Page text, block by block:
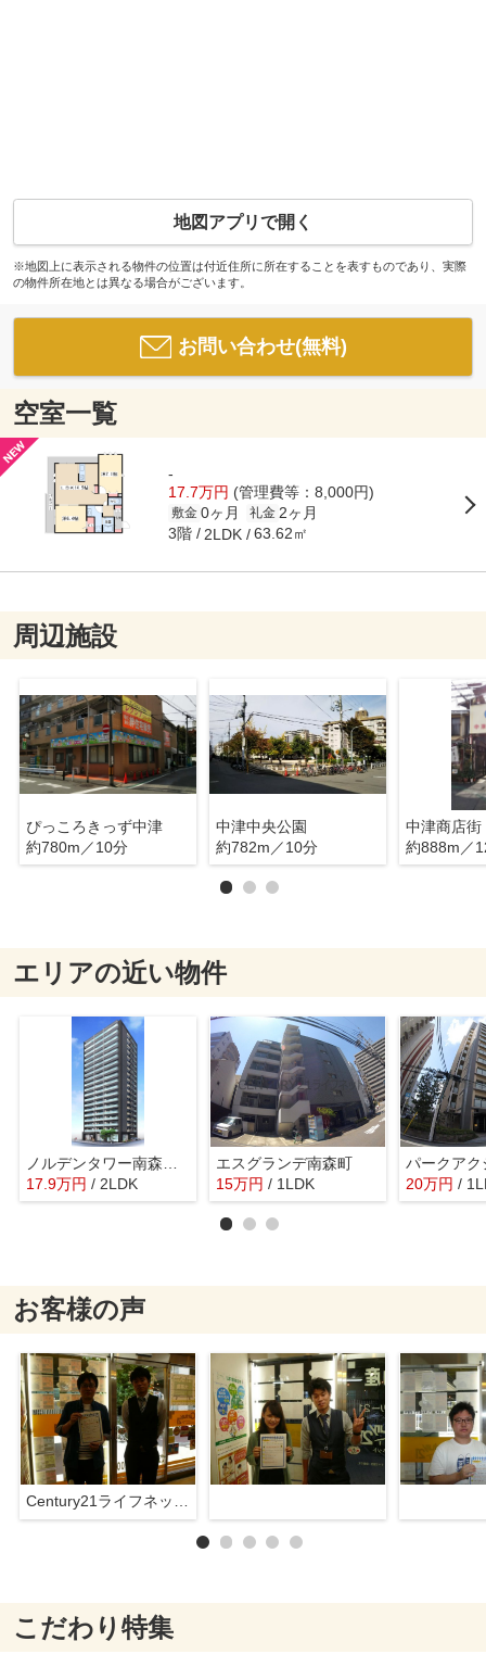
地図アプリで開く
※地図上に表示される物件の位置は付近住所に所在することを表すものであり、実際
の物件所在地とは異なる場合がございます。
お問い合わせ(無料)
空室一覧
-
17.7万円 (管理費等：8,000円)
敷金 0ヶ月 礼金 2ヶ月
3階 2LDK 63.62㎡
周辺施設
ぴっころきっず中津
約780m／10分
中津中央公園
約782m／10分
中津商店街
約888m／
エリアの近い物件
17.9万円 / 2LDK
エスグランデ南森町
15万円 / 1LDK
パークアク
20万円 /
お客様の声
こだわり特集